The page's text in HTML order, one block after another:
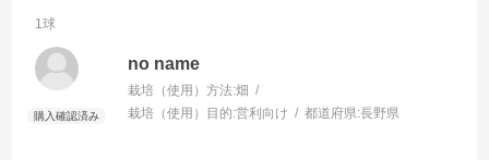
1球
no name
栽培（使用）方法:畑
栽培（使用）目的:営利向け 都道府県:長野県